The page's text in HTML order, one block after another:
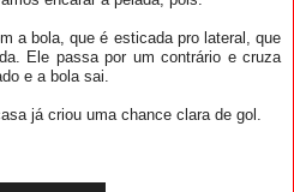
a bola, que é esticada pro lateral, que
Ele passa por um contrário e cruza
e a bola sai.
já criou uma chance clara de gol.